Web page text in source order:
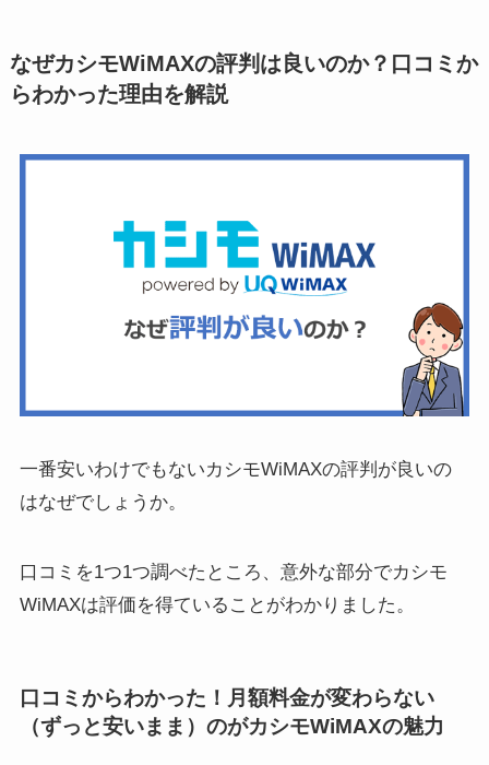
なぜカシモWiMAXの評判は良いのか？口コミか
らわかった理由を解説
一番安いわけでもないカシモWiMAXの評判が良いの
はなぜでしょうか。
口コミを1つ1つ調べたところ、意外な部分でカシモ
WiMAXは評価を得ていることがわかりました。
口コミからわかった！月額料金が変わらない
（ずっと安いまま）のがカシモWiMAXの魅力